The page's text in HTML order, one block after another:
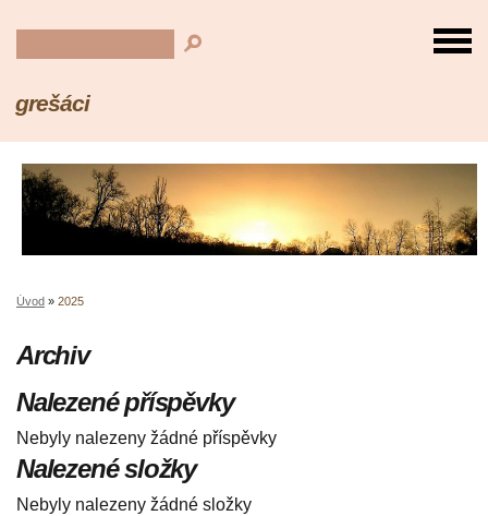
grešáci
Úvod » 2025
Archiv
Nalezené příspěvky
Nebyly nalezeny žádné příspěvky
Nalezené složky
Nebyly nalezeny žádné složky